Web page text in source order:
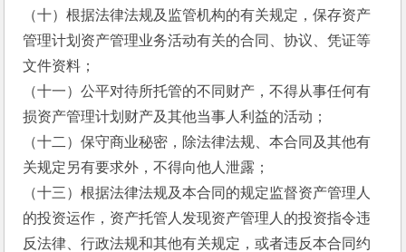
（十）根据法律法规及监管机构的有关规定，保存资产
管理计划资产管理业务活动有关的合同、协议、凭证等
文件资料；
（十一）公平对待所托管的不同财产，不得从事任何有
损资产管理计划财产及其他当事人利益的活动；
（十二）保守商业秘密，除法律法规、本合同及其他有
关规定另有要求外，不得向他人泄露；
（十三）根据法律法规及本合同的规定监督资产管理人
的投资运作，资产托管人发现资产管理人的投资指令违
反法律、行政法规和其他有关规定，或者违反本合同约